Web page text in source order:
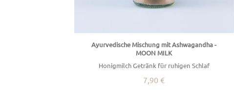
Ayurvedische Mischung mit Ashwagandha -
MOON MILK
Honigmilch Getränk für ruhigen Schlaf
7,90 €